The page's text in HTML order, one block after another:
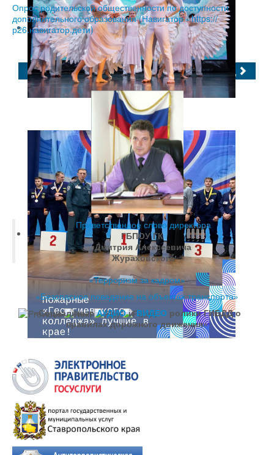
Опрос родительской общественности по доступности
дополнительного образования (Навигатор - https://
р26.навигатор.дети)
Назад Вперёд
Приветственное слово директора
ГБПОУ ГК
Дмитрия Алексеевича
Жураховского
«Терроризм за кадром»
«Безопасное поведение на объектах транспорта»
«СоциальныеАУДИОиВИДЕО ролики ГИБДД о
правилах дорожного движения»